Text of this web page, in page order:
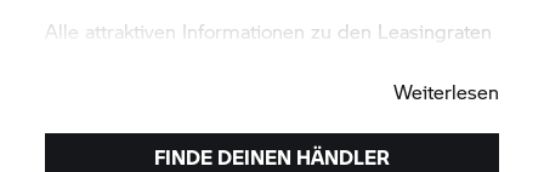
Alle attraktiven Informationen zu den Leasingraten
Weiterlesen
FINDE DEINEN HÄNDLER